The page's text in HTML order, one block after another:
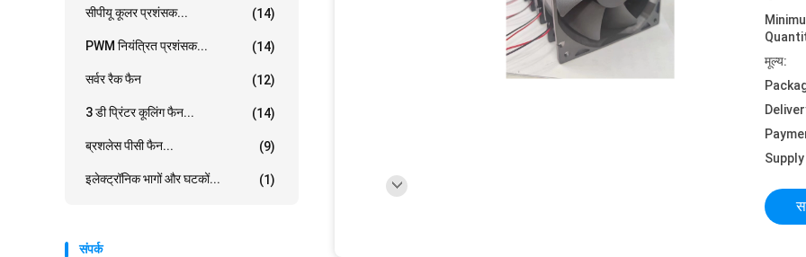
सीपीयू कूलर प्रशंसक... (14)
PWM नियंत्रित प्रशंसक... (14)
सर्वर रैक फैन (12)
3 डी प्रिंटर कूलिंग फैन... (14)
ब्रशलेस पीसी फैन... (9)
इलेक्ट्रॉनिक भागों और घटकों... (1)
संपर्क
मूल्य: